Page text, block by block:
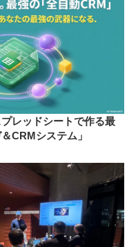
レッドシートで作る最
CRMシステム」